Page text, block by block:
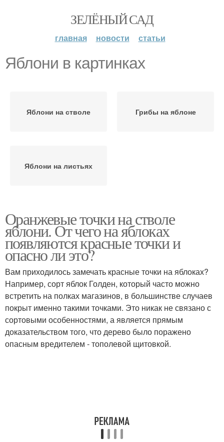
ЗЕЛЁНЫЙ САД
главная новости статьи
Яблони в картинках
Яблони на стволе Грибы на яблоне
Яблони на листьях
Оранжевые точки на стволе
яблони. От чего на яблоках
появляются красные точки и
опасно ли это?
Вам приходилось замечать красные точки на яблоках?
Например, сорт яблок Голден, который часто можно
встретить на полках магазинов, в большинстве случаев
покрыт именно такими точками. Это никак не связано с
сортовыми особенностями, а является прямым
доказательством того, что дерево было поражено
опасным вредителем - тополевой щитовкой.